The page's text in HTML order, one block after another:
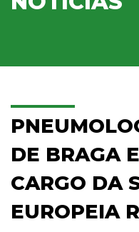
DE BRAGA
CARGO DA
EUROPEIA